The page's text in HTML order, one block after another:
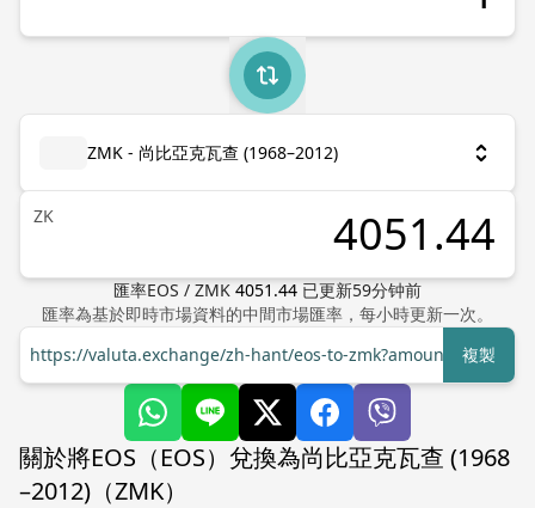
ZMK - 尚比亞克瓦查 (1968–2012)
ZK
匯率EOS / ZMK 4051.44 已更新59分钟前
匯率為基於即時市場資料的中間市場匯率，每小時更新一次。
https://valuta.exchange/zh-hant/eos-to-zmk?amount=1複製
關於將EOS（EOS）兌換為尚比亞克瓦查 (1968
–2012)（ZMK）